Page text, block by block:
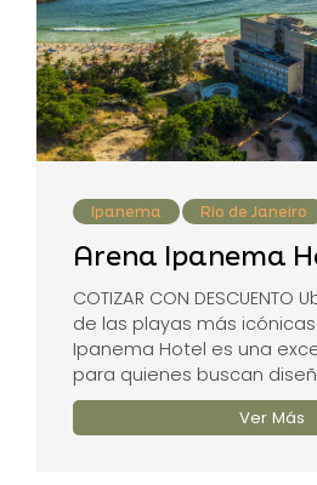
Ipanema Rio de Janeiro
Arena Ipanema
COTIZAR CON
de las playas más
Ipanema Hotel es una
para quienes buscan
Ver Más